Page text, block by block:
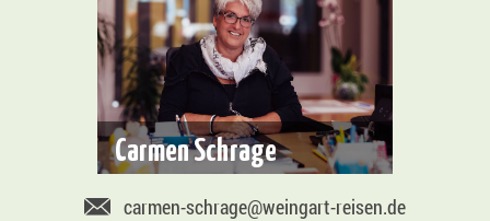
Carmen Schrage
carmen-schrage@weingart-reisen.de